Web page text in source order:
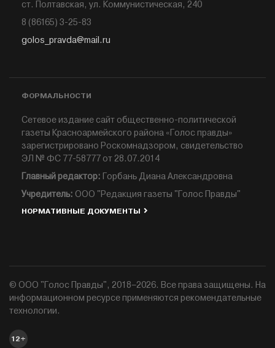
ст. Полтавская, ул. Коммунистическая, 240
8 (86165) 3-25-83
golos_pravda@mail.ru
ФОРМАЛЬНОСТИ
Сетевое издание сайт общественно-политической
газеты Красноармейского района «Голос правды»
зарегистрировано Роскомнадзором, свидетельство
ЭЛ № ФС 77-58777 от 28.07.2014
Главный редактор: Горбань Диана Александровна
Учредитель: ООО "Редакция газеты "Голос Правды"
НОРМАТИВНЫЕ ДОКУМЕНТЫ
© ООО "Голос Правды", 2018–2026. Все права защищены. На
информационном ресурсе применяются рекомендательные
технологии.
12+